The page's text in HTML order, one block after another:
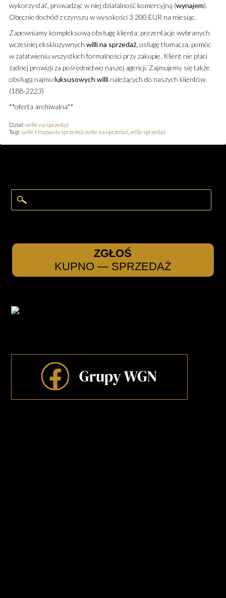
wykorzystać, prowadząc w niej działalność komercyjną (wynajem).
Obecnie dochód z czynszu w wysokości 3 200 EUR na miesiąc.
Zapewniamy kompleksową obsługę klienta: prezentacje wybranych
wcześniej ekskluzywnych willina sprzedaż, usługę tłumacza, pomoc
w załatwieniu wszystkich formalności przy zakupie. Klient nie płaci
żadnej prowizji za pośrednictwo naszej agencji. Zajmujemy się także
obsługą najmu luksusowych willinależących do naszych klientów.
(188-2223)
**oferta archiwalna**
Dział: wille na sprzedaż
Tagi: wille Hiszpania sprzedaż, wille na sprzedaż, wille sprzedaż
ZGŁOŚ
KUPNO — SPRZEDAŻ